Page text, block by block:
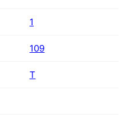
1
109
T